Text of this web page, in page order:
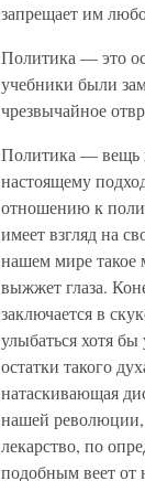
запрещает им
Политика — это
учебники были
чрезвычайное
Политика — вещь
настоящему
отношению к
имеет взгляд на
нашем мире такое
выжжет глаза.
заключается в
улыбаться хотя
остатки такого
натаскивающая
нашей революции,
лекарство, по
подобным веет от